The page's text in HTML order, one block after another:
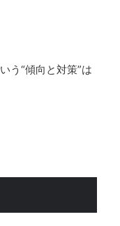
う“傾向と対策”は